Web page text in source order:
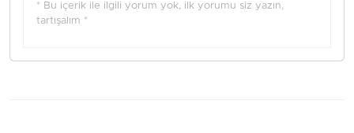
* Bu içerik ile ilgili yorum yok, ilk yorumu siz yazın,
tartışalım *